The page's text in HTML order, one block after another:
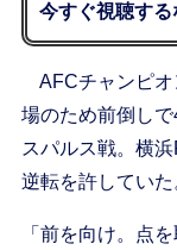
今すぐ視聴する
AFCチャンピオ
場のため前倒し
スパルス戦。横
逆転を許していた
「前を向け。点